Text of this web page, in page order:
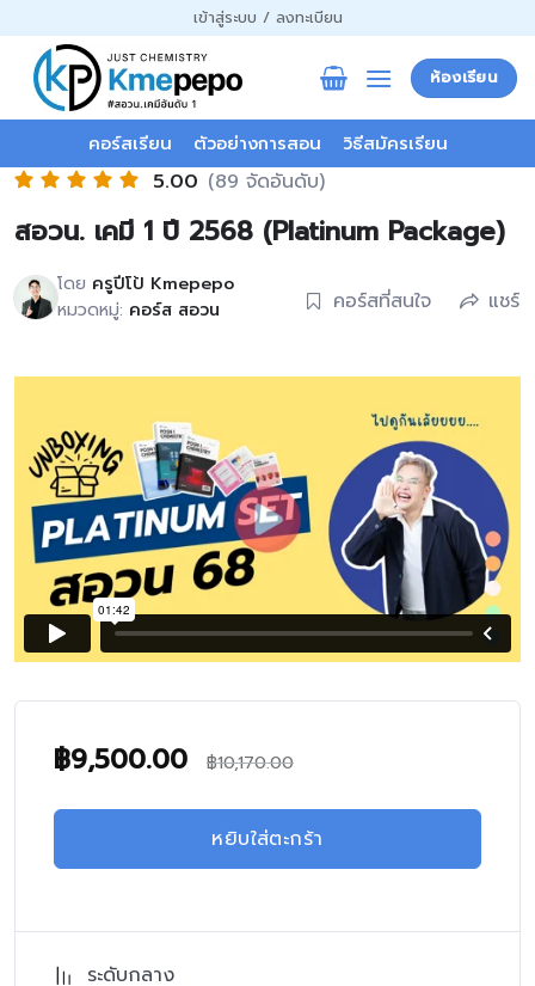
ไป
เนื้อหา
เข้าสู่ระบบ / ลงทะเบียน
ห้องเรียน
คอร์สเรียน ตัวอย่างการสอน วิธีสมัครเรียน
5.00 (89 จัดอันดับ)
สอวน. เคมี 1 ปี 2568 (Platinum Package)
โดย ครูปีโป้ Kmepepo
หมวดหมู่: คอร์ส สอวน คอร์สที่สนใจ แชร์
฿9,500.00 ฿10,170.00
หยิบใส่ตะกร้า
ระดับกลาง